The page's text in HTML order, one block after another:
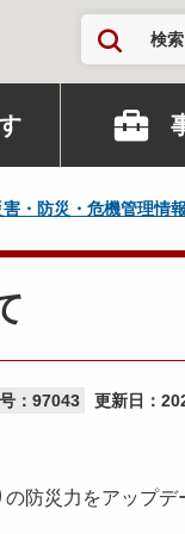
検索
・防災・危機管理情報
：97043 更新日：
防災力をアップデ